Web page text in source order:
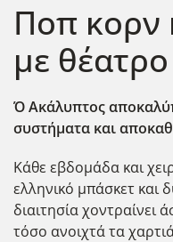
Ποπ κορν
με
Ό Ακάλυπτος
συστήματα και
Κάθε εβδομάδα και
ελληνικό μπάσκετ και
διαιτησία χοντραίνει
τόσο ανοιχτά τα